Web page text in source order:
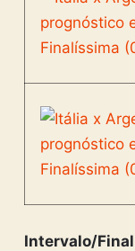
Intervalo/